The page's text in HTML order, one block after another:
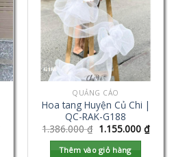
QUẢNG CÁO
Hoa tang Huyện Củ Chi |
QC-RAK-G188
1.386.000₫ 1.155.000 ₫
Thêm vào giỏ hàng